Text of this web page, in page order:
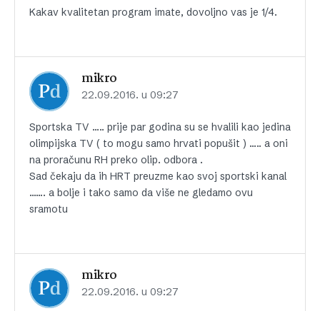
Kakav kvalitetan program imate, dovoljno vas je 1/4.
mikro
22.09.2016. u 09:27
Sportska TV ….. prije par godina su se hvalili kao jedina
olimpijska TV ( to mogu samo hrvati popušit ) ….. a oni
na proračunu RH preko olip. odbora .
Sad čekaju da ih HRT preuzme kao svoj sportski kanal
……. a bolje i tako samo da više ne gledamo ovu
sramotu
mikro
22.09.2016. u 09:27